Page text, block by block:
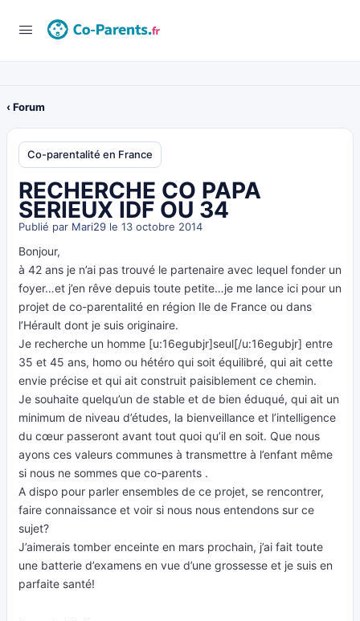
‹ Forum
Co-parentalité en France
RECHERCHE CO PAPA
SERIEUX IDF OU 34
Publié par Mari29 le 13 octobre 2014
Bonjour,
à 42 ans je n’ai pas trouvé le partenaire avec lequel fonder un
foyer…et j’en rêve depuis toute petite…je me lance ici pour un
projet de co-parentalité en région Ile de France ou dans
l’Hérault dont je suis originaire.
Je recherche un homme [u:16egubjr]seul[/u:16egubjr] entre
35 et 45 ans, homo ou hétéro qui soit équilibré, qui ait cette
envie précise et qui ait construit paisiblement ce chemin.
Je souhaite quelqu’un de stable et de bien éduqué, qui ait un
minimum de niveau d’études, la bienveillance et l’intelligence
du cœur passeront avant tout quoi qu’il en soit. Que nous
ayons ces valeurs communes à transmettre à l’enfant même
si nous ne sommes que co-parents .
A dispo pour parler ensembles de ce projet, se rencontrer,
faire connaissance et voir si nous nous entendons sur ce
sujet?
J’aimerais tomber enceinte en mars prochain, j’ai fait toute
une batterie d’examens en vue d’une grossesse et je suis en
parfaite santé!